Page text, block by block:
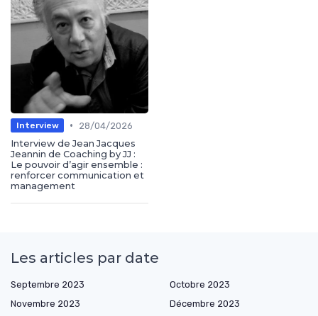
Interview •
28/04/2026
Interview de Jean Jacques
Jeannin de Coaching by JJ :
Le pouvoir d’agir ensemble :
renforcer communication et
management
Les articles par date
Septembre 2023
Octobre 2023
Novembre 2023
Décembre 2023